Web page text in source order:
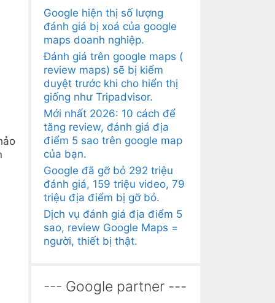
Google hiện thị số lượng
đánh giá bị xoá của google
maps doanh nghiệp.
Đánh giá trên google maps (
review maps) sẽ bị kiểm
duyệt trước khi cho hiển thị
giống như Tripadvisor.
Mới nhất 2026: 10 cách để
tăng review, đánh giá địa
điểm 5 sao trên google map
của bạn.
Google đã gỡ bỏ 292 triệu
đánh giá, 159 triệu video, 79
triệu địa điểm bị gỡ bỏ.
Dịch vụ đánh giá địa điểm 5
sao, review Google Maps =
người, thiết bị thật.
--- Google partner ---